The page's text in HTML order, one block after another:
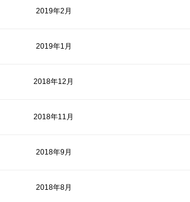
2019年2月
2019年1月
2018年12月
2018年11月
2018年9月
2018年8月